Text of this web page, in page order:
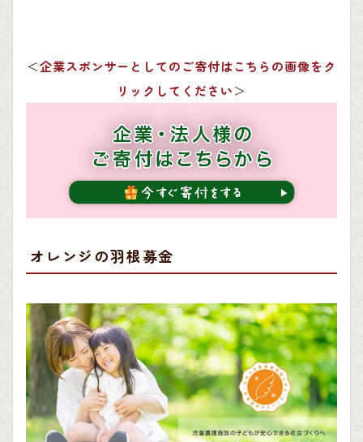
＜企業スポンサーとしてのご寄付はこちらの画像をク
リックしてください＞
オレンジの羽根募金